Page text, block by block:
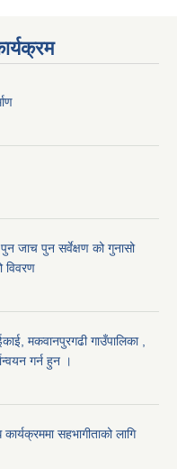
जाच पुन सर्वेक्षण को गुनासो
विवरण
मकवानपुरगढी गाउँपालिका ,
गर्न हुन ।
कार्यक्रममा सहभागीताको लागि